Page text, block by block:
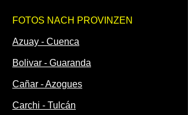
FOTOS NACH PROVINZEN
Azuay - Cuenca
Bolivar - Guaranda
Cañar - Azogues
Carchi - Tulcán